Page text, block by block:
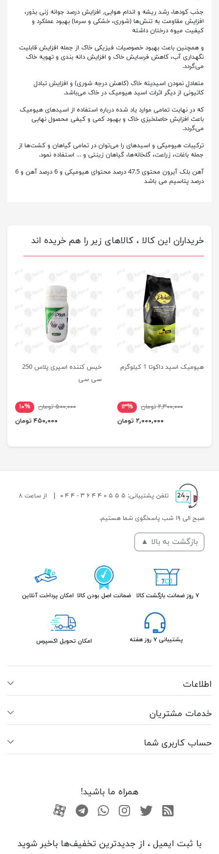
جذب کودها، رشد ریشه و اندام هوایی, افزایش درصد جوانه زنی بذور،
افزایش مقاومت به تنش‌ها (شوری، خشکی و سرما) بهبود عملکرد و
کیفیت میوه درختان داشته
و همچنین باعث بهبود خصوصیات فیزیکی خاک از جمله افزایش قابلیت
نگهداری آب، کاهش فرسایش خاک و افزایش دانه بندی و تهویه خاک
می‌گردد.
متعادل نمودن اسیدیته خاک (کاهش درجه شوری) و افزایش تبادل
کاتیونی از دیگر اثرات اسید هیومیک در خاک می‌باشد.
که در نهایت تمامی موارد یاد شده درباره استفاده از اسیدهای هیومیک
باعث افزایش حاصلخیزی خاک و بهبود کمی و کیفی محصول نهایی
می‌گردد.
ترکیبات هیومیکی و اسیدهای را می‌توان در تمامی گیاهان و کشت‌ها از
جمله باغات، زراعت، گلخانه‌ها، گیاهان زینتی و … استفاده نمود.
آهن بلک آیرون محتوی 47.5 درصد محتوای هیومیکی و 6 درصد آهن و 6
درصد پتاسیم می باشد
خریداران این کالا ، کالاهای زیر را هم خریده اند
هیومیک اسید داکوتا 1 کیلوگرم
۲,۳۰۰,۰۰۰ تومان
۱۳%
۲,۰۰۰,۰۰۰ تومان
خیس کننده اسپری پلاس 250
سی سی
۵۰۰,۰۰۰ تومان
۱۰%
۴۵۰,۰۰۰ تومان
تلفن پشتیبانی: ۵ ۵ ۵ ۰ ۴ ۴ ۶ ۳ - ۴ ۴ ۰ | از ساعت ۸
صبح الی ۱۹ شب پاسخگوی شما هستیم.
بازگشت به بالا ▲
۷ روز ضمانت بازگشت کالا ضمانت اصل بودن کالا امکان پرداخت آنلاین
پشتیبانی ۷ روز هفته امکان تحویل اکسپرس
اطلاعات
خدمات مشتریان
حساب کاربری شما
همراه ما باشید!
RSS توییتراینستاگرام
واتساپتلگرامآپارات
با ثبت ایمیل ، از جدید‌ترین تخفیف‌ها با‌خبر شوید